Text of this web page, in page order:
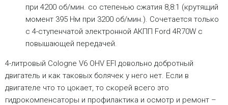
при 4200 об/мин. со степенью сжатия 8,8:1 (крутящий
момент 395 Нм при 3200 об/мин.). Сочетается только
с 4-ступенчатой электронной АКПП Ford 4R70W с
повышающей передачей.
4-литровый Cologne V6 OHV EFI довольно добротный
двигатель и как таковых болячек у него нет. Если в
двигателе что то цокает, то скорей всего это
гидрокомпенсаторы и профилактика и осмотр и ремонт –